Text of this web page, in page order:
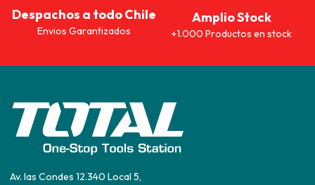
Despachos a todo Chile
Envios Garantizados
Amplio Stock
+1.000 Productos en stock
Av. las Condes 12.340 Local 5,